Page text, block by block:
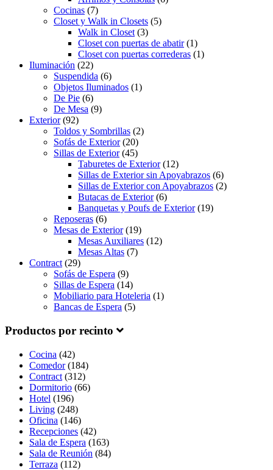
Cocinas (7)
Closet y Walk in Closets (5)
Walk in Closet (3)
Closet con puertas de abatir(1)
Closet con puertas correderas (1)
Iluminación (22)
Suspendida (6)
Objetos Iluminados (1)
De Pie (6)
De Mesa (9)
Exterior(92)
Toldos y Sombrillas (2)
Sofás de Exterior(20)
Sillas de Exterior(45)
Taburetes de Exterior(12)
Sillas de Exterior sin Apoyabrazos (6)
Sillas de Exterior con Apoyabrazos (2)
Butacas de Exterior(6)
Banquetas y Poufs de Exterior(19)
Reposeras (6)
Mesas de Exterior(19)
Mesas Auxiliares (12)
Mesas Altas (7)
Contract (29)
Sofás de Espera (9)
Sillas de Espera (14)
Mobiliario para Hoteleria (1)
Bancas de Espera (5)
Productos por recinto
Cocina (42)
Comedor(184)
Contract (312)
Dormitorio (66)
Hotel (196)
Living (248)
Oficina (146)
Recepciones (42)
Sala de Espera (163)
Sala de Reunión (84)
Terraza (112)